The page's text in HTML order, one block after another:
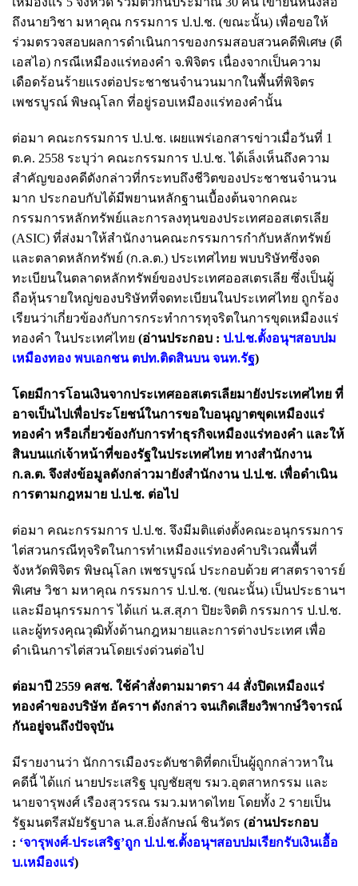
ถึงนายวิชา มหาคุณ กรรมการ ป.ป.ช. (ขณะนั้น) เพื่อขอให้
ร่วมตรวจสอบผลการดำเนินการของกรมสอบสวนคดีพิเศษ (ดี
เอสไอ) กรณีเหมืองแร่ทองคำ จ.พิจิตร เนื่องจากเป็นความ
เดือดร้อนร้ายแรงต่อประชาชนจำนวนมากในพื้นที่พิจิตร
เพชรบูรณ์ พิษณุโลก ที่อยู่รอบเหมืองแร่ทองคำนั้น
ต่อมา คณะกรรมการ ป.ป.ช. เผยแพร่เอกสารข่าวเมื่อวันที่ 1
ต.ค. 2558 ระบุว่า คณะกรรมการ ป.ป.ช. ได้เล็งเห็นถึงความ
สำคัญของคดีดังกล่าวที่กระทบถึงชีวิตของประชาชนจำนวน
มาก ประกอบกับได้มีพยานหลักฐานเบื้องต้นจากคณะ
กรรมการหลักทรัพย์และการลงทุนของประเทศออสเตรเลีย
(ASIC) ที่ส่งมาให้สำนักงานคณะกรรมการกำกับหลักทรัพย์
และตลาดหลักทรัพย์ (ก.ล.ต.) ประเทศไทย พบบริษัทซึ่งจด
ทะเบียนในตลาดหลักทรัพย์ของประเทศออสเตรเลีย ซึ่งเป็นผู้
ถือหุ้นรายใหญ่ของบริษัทที่จดทะเบียนในประเทศไทย ถูกร้อง
เรียนว่าเกี่ยวข้องกับการกระทำการทุจริตในการขุดเหมืองแร่
ทองคำ ในประเทศไทย (อ่านประกอบ : ป.ป.ช.ตั้งอนุฯสอบปม
เหมืองทอง พบเอกชน ตปท.ติดสินบน จนท.รัฐ)
โดยมีการโอนเงินจากประเทศออสเตรเลียมายังประเทศไทย ที่
อาจเป็นไปเพื่อประโยชน์ในการขอใบอนุญาตขุดเหมืองแร่
ทองคำ หรือเกี่ยวข้องกับการทำธุรกิจเหมืองแร่ทองคำ และให้
สินบนแก่เจ้าหน้าที่ของรัฐในประเทศไทย ทางสำนักงาน
ก.ล.ต. จึงส่งข้อมูลดังกล่าวมายังสำนักงาน ป.ป.ช. เพื่อดำเนิน
การตามกฎหมาย ป.ป.ช. ต่อไป
ต่อมา คณะกรรมการ ป.ป.ช. จึงมีมติแต่งตั้งคณะอนุกรรมการ
ไต่สวนกรณีทุจริตในการทำเหมืองแร่ทองคำบริเวณพื้นที่
จังหวัดพิจิตร พิษณุโลก เพชรบูรณ์ ประกอบด้วย ศาสตราจารย์
พิเศษ วิชา มหาคุณ กรรมการ ป.ป.ช. (ขณะนั้น) เป็นประธานฯ
และมีอนุกรรมการ ได้แก่ น.ส.สุภา ปิยะจิตติ กรรมการ ป.ป.ช.
และผู้ทรงคุณวุฒิทั้งด้านกฎหมายและการต่างประเทศ เพื่อ
ดำเนินการไต่สวนโดยเร่งด่วนต่อไป
ต่อมาปี 2559 คสช. ใช้คำสั่งตามมาตรา 44 สั่งปิดเหมืองแร่
ทองคำของบริษัท อัคราฯ ดังกล่าว จนเกิดเสียงวิพากษ์วิจารณ์
กันอยู่จนถึงปัจจุบัน
มีรายงานว่า นักการเมืองระดับชาติที่ตกเป็นผู้ถูกกล่าวหาใน
คดีนี้ ได้แก่ นายประเสริฐ บุญชัยสุข รมว.อุตสาหกรรม และ
นายจารุพงศ์ เรืองสุวรรณ รมว.มหาดไทย โดยทั้ง 2 รายเป็น
รัฐมนตรีสมัยรัฐบาล น.ส.ยิ่งลักษณ์ ชินวัตร (อ่านประกอบ
: ‘จารุพงศ์-ประเสริฐ’ถูก ป.ป.ช.ตั้งอนุฯสอบปมเรียกรับเงินเอื้อ
บ.เหมืองแร่)